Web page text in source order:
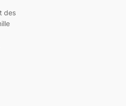
des